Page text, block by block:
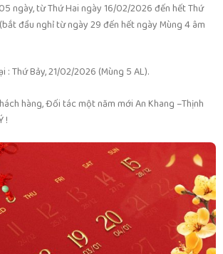
ngày, từ Thứ Hai ngày 16/02/2026 đến hết Thứ
đầu nghỉ từ ngày 29 đến hết ngày Mùng 4 âm
Thứ Bảy, 21/02/2026 (Mùng 5 AL).
hàng, Đối tác một năm mới An Khang –Thịnh
!